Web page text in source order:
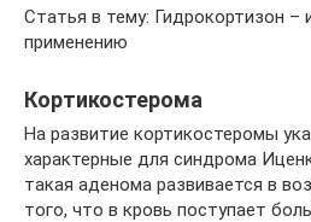
Статья в тему: Гидрокортизон –
применению
Кортикостерома
На развитие кортикостеромы
характерные для синдрома
такая аденома развивается в
того, что в кровь поступает